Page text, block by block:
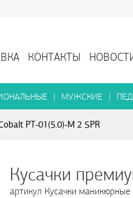
КОНТАКТЫ
| МУЖСКИЕ |
PT-01(5.0)-M 2 SPR
Кусачки
артикул Кусачки